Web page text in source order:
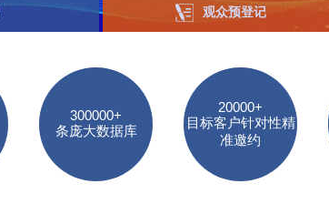
观众预登记
300000+
条庞大数据库
20000+
目标客户针对性精
准邀约